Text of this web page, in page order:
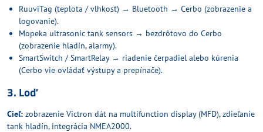
RuuviTag (teplota / vlhkosť) → Bluetooth → Cerbo (zobrazenie a
logovanie).
Mopeka ultrasonic tank sensors → bezdrôtovo do Cerbo
(zobrazenie hladín, alarmy).
SmartSwitch / SmartRelay → riadenie čerpadiel alebo kúrenia
(Cerbo vie ovládať výstupy a prepínače).
3. Loď
Cieľ: zobrazenie Victron dát na multifunction display (MFD), zdieľanie
tank hladín, integrácia NMEA2000.